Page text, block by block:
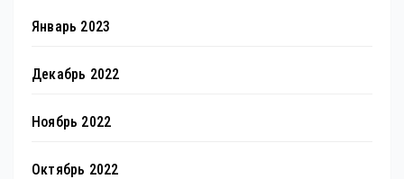
Январь 2023
Декабрь 2022
Ноябрь 2022
Октябрь 2022